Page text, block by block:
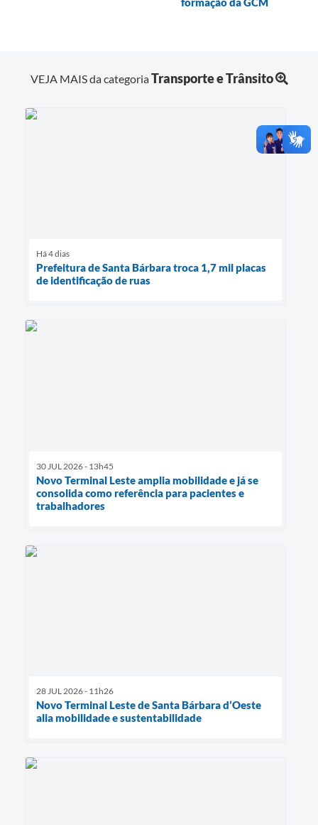
VEJA MAIS da categoriaTransporte e Trânsito
Há 4 dias
Prefeitura de Santa Bárbara troca 1,7 mil placas
de identificação de ruas
30 JUL 2026 - 13h45
Novo Terminal Leste amplia mobilidade e já se
consolida como referência para pacientes e
trabalhadores
28 JUL 2026 - 11h26
Novo Terminal Leste de Santa Bárbara d’Oeste
alia mobilidade e sustentabilidade